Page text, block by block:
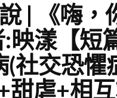
| 《嗨，
映漾【短
社交恐懼
甜虐+相